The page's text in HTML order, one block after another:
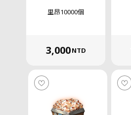
里昂10000個
3,000NTD